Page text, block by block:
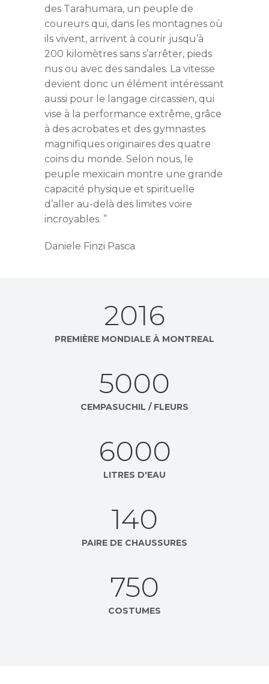
des Tarahumara, un peuple de
coureurs qui, dans les montagnes où
ils vivent, arrivent à courir jusqu’à
200 kilomètres sans s’arrêter, pieds
nus ou avec des sandales. La vitesse
devient donc un élément intéressant
aussi pour le langage circassien, qui
vise à la performance extrême, grâce
à des acrobates et des gymnastes
magnifiques originaires des quatre
coins du monde. Selon nous, le
peuple mexicain montre une grande
capacité physique et spirituelle
d’aller au-delà des limites voire
incroyables. ”
Daniele Finzi Pasca
2016
PREMIÈRE MONDIALE À MONTREAL
5000
CEMPASUCHIL / FLEURS
6000
LITRES D'EAU
140
PAIRE DE CHAUSSURES
750
COSTUMES